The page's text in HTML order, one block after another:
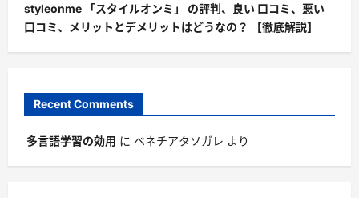
styleonme 「スタイルオンミ」 の評判、良い 口コミ、悪い
口コミ、メリットとデメリットはどうなの？ 【徹底解説】
Recent Comments
多言語学習の効用 に ベネチアタソガレ より